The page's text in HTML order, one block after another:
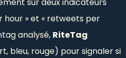
sur deux indicateurs
hour » et « retweets per
analysé, RiteTag
bleu, rouge) pour signaler si